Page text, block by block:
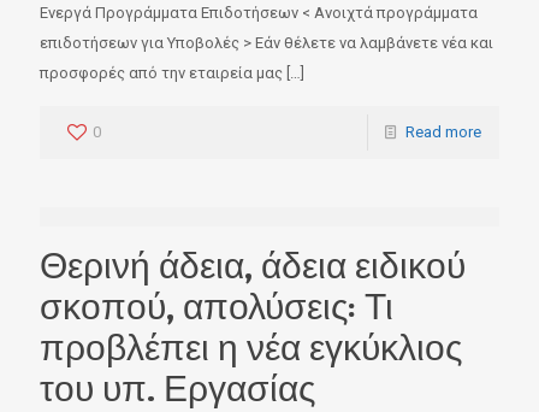
Ενεργά Προγράμματα Επιδοτήσεων < Ανοιχτά προγράμματα
επιδοτήσεων για Υποβολές > Εάν θέλετε να λαμβάνετε νέα και
προσφορές από την εταιρεία μας […]
0 Read more
Θερινή άδεια, άδεια ειδικού
σκοπού, απολύσεις: Τι
προβλέπει η νέα εγκύκλιος
του υπ. Εργασίας